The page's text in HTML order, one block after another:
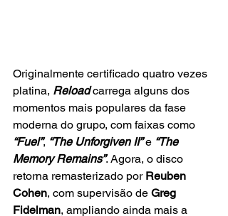
Originalmente certificado quatro vezes
platina, Reload carrega alguns dos
momentos mais populares da fase
moderna do grupo, com faixas como
“Fuel”, “The Unforgiven II” e “The
Memory Remains”. Agora, o disco
retorna remasterizado por Reuben
Cohen, com supervisão de Greg
Fidelman, ampliando ainda mais a